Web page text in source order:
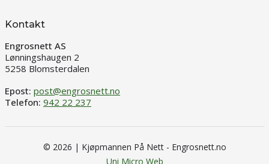
Kontakt
Engrosnett AS
Lønningshaugen 2
5258 Blomsterdalen
Epost: post@engrosnett.no
Telefon: 942 22 237
© 2026 | Kjøpmannen På Nett - Engrosnett.no
Uni Micro Web